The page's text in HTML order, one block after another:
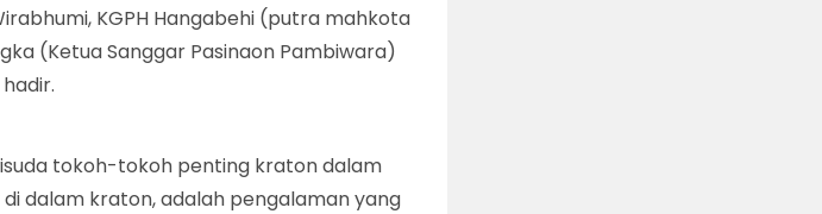
KGPH Hangabehi (putra mahkota
(Ketua Sanggar Pasinaon Pambiwara)
tokoh-tokoh penting kraton dalam
dalam kraton, adalah pengalaman yang